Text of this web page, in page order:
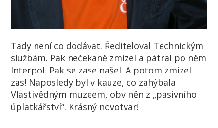
Tady není co dodávat. Řediteloval Technickým
službám. Pak nečekaně zmizel a pátral po něm
Interpol. Pak se zase našel. A potom zmizel
zas! Naposledy byl v kauze, co zahýbala
Vlastivědným muzeem, obviněn z „pasivního
úplatkářství“. Krásný novotvar!